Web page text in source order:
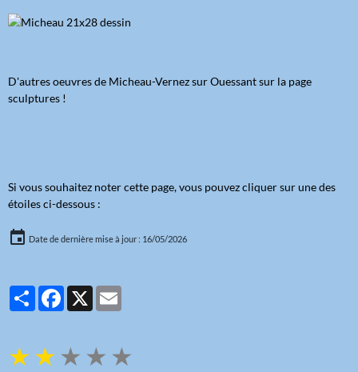
D'autres oeuvres de Micheau-Vernez sur Ouessant sur la page
sculptures !
Si vous souhaitez noter cette page, vous pouvez cliquer sur une des
étoiles ci-dessous :
Date de dernière mise à jour : 16/05/2026
PartagerFacebook
X
★★ ★ ★ ★